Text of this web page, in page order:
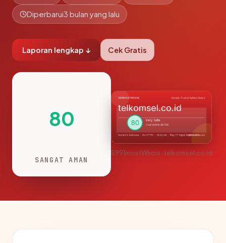
Diperbarui3 bulan yang lalu
Laporan lengkap ↓ Cek Gratis
80
SANGAT AMAN
S991mostWhois · telkomsel.co.id